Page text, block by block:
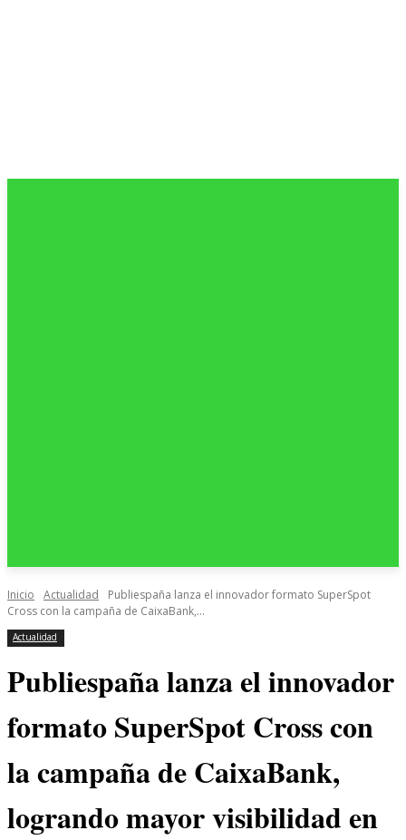
Inicio Actualidad
Publiespaña lanza el innovador formato SuperSpot
Cross con la campaña de CaixaBank,...
Actualidad
Publiespaña lanza el innovador
formato SuperSpot Cross con
la campaña de CaixaBank,
logrando mayor visibilidad en